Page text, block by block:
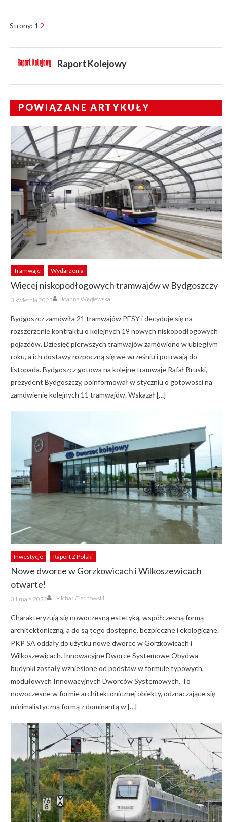
Strony: 1 2
Raport Kolejowy
POWIĄZANE ARTYKUŁY
Tramwaje Wydarzenia
Więcej niskopodłogowych tramwajów w Bydgoszczy
Posted
on
3 kwietnia 2023 Author
Joanna Węglewska
Bydgoszcz zamówiła 21 tramwajów PESY i decyduje się na
rozszerzenie kontraktu o kolejnych 19 nowych niskopodłogowych
pojazdów. Dziesięć pierwszych tramwajów zamówiono w ubiegłym
roku, a ich dostawy rozpoczną się we wrześniu i potrwają do
listopada. Bydgoszcz gotowa na kolejne tramwaje Rafał Bruski,
prezydent Bydgoszczy, poinformował w styczniu o gotowości na
zamówienie kolejnych 11 tramwajów. Wskazał […]
Inwestycje Raport Z Polski
Nowe dworce w Gorzkowicach i Wilkoszewicach
otwarte!
Posted
on
31 maja 2022 Author
Michał Ciechowski
Charakteryzują się nowoczesną estetyką, współczesną formą
architektoniczną, a do są tego dostępne, bezpieczne i ekologiczne.
PKP SA oddały do użytku nowe dworce w Gorzkowicach i
Wilkoszewicach. Innowacyjne Dworce Systemowe Obydwa
budynki zostały wzniesione od podstaw w formule typowych,
modułowych Innowacyjnych Dworców Systemowych. To
nowoczesne w formie architektonicznej obiekty, odznaczające się
minimalistyczną formą z dominantą w […]